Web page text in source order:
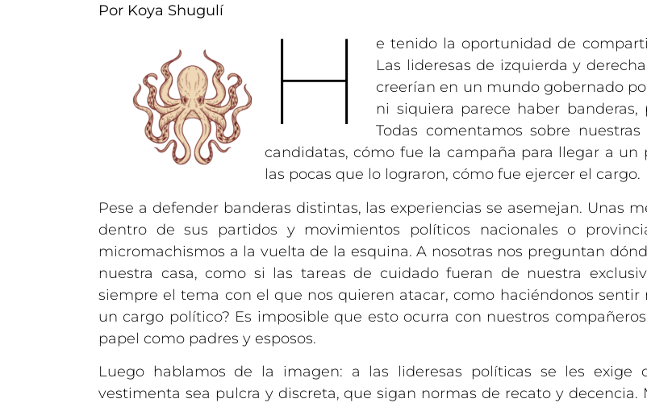
Por Koya Shugulí H
e tenido la oportunidad de
Las lideresas de izquierda y
creerían en un mundo gobernado
ni siquiera parece haber
Todas comentamos sobre
candidatas, cómo fue la campaña para llegar a
las pocas que lo lograron, cómo fue ejercer el cargo.
Pese a defender banderas distintas, las experiencias se asemejan. Unas
dentro de sus partidos y movimientos políticos nacionales o
micromachismos a la vuelta de la esquina. A nosotras nos preguntan
nuestra casa, como si las tareas de cuidado fueran de nuestra
siempre el tema con el que nos quieren atacar, como haciéndonos
un cargo político? Es imposible que esto ocurra con nuestros
papel como padres y esposos.
Luego hablamos de la imagen: a las lideresas políticas se les exige
vestimenta sea pulcra y discreta, que sigan normas de recato y